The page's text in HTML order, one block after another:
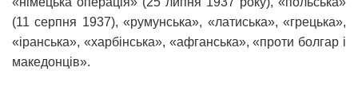
(11 серпня 1937), «румунська», «латиська», «грецька»,
«іранська», «харбінська», «афганська», «проти болгар і
македонців».